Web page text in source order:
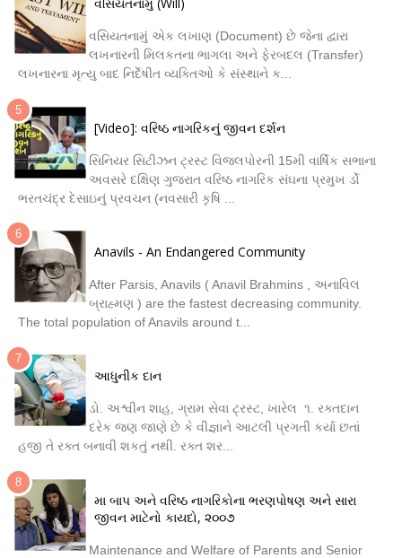
વસિયતનામું (Will)
વસિયતનામું એક લખાણ (Document) છે જેના દ્વારા
લખનારની મિલકતના ભાગલા અને ફેરબદલ (Transfer)
લખનારના મૃત્યુ બાદ નિર્દેષીત વ્યક્તિઓ કે સંસ્થાને ક...
[Video]: વરિષ્ઠ નાગરિકનું જીવન દર્શન
સિનિયર સિટીઝન ટ્રસ્ટ વિજલપોરની 15મી વાર્ષિક સભાના
અવસરે દક્ષિણ ગુજરાત વરિષ્ઠ નાગરિક સંઘના પ્રમુખ ર્ડો
ભરતચંદ્ર દેસાઇનું પ્રવચન (નવસારી કૃષિ ...
Anavils - An Endangered Community
After Parsis, Anavils ( Anavil Brahmins , અનાવિલ
બ્રાહ્મણ ) are the fastest decreasing community.
The total population of Anavils around t...
આધુનીક દાન
ડો. અશ્વીન શાહ, ગ્રામ સેવા ટ્રસ્ટ, ખારેલ ૧. રક્તદાન
દરેક જણ જાણે છે કે વીજ્ઞાને આટલી પ્રગતી કર્યા છતાં
હજી તે રક્ત બનાવી શકતું નથી. રક્ત શર...
મા બાપ અને વરિષ્ઠ નાગરિકોના ભરણપોષણ અને સારા
જીવન માટેનો કાયદો, ૨૦૦૭
Maintenance and Welfare of Parents and Senior